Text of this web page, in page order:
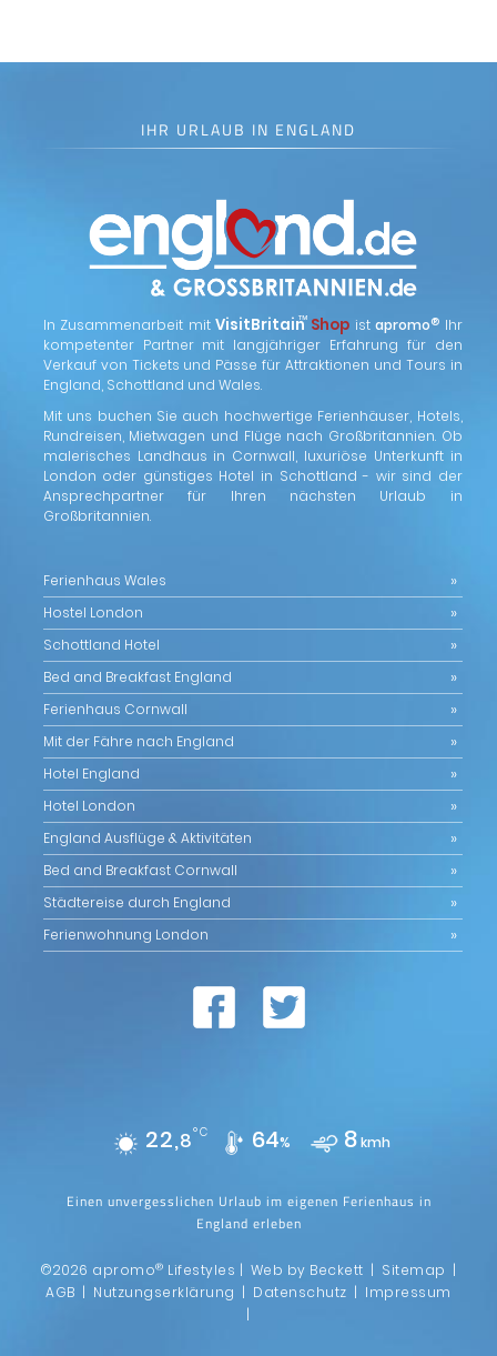
IHR URLAUB IN ENGLAND
In Zusammenarbeit mitVisitBritain
™ Shop istapromo® Ihr
kompetenter Partner mit langjähriger Erfahrung für den
Verkauf von Tickets und Pässe für Attraktionen und Tours in
England, Schottland und Wales.
Mit uns buchen Sie auch hochwertige Ferienhäuser, Hotels,
Rundreisen, Mietwagen und Flüge nach Großbritannien. Ob
malerisches Landhaus in Cornwall, luxuriöse Unterkunft in
London oder günstiges Hotel in Schottland - wir sind der
Ansprechpartner für Ihren nächsten Urlaub in
Großbritannien.
Ferienhaus Wales
Hostel London
Schottland Hotel
Bed and Breakfast England
Ferienhaus Cornwall
Mit der Fähre nach England
Hotel England
Hotel London
England Ausflüge & Aktivitäten
Bed and Breakfast Cornwall
Städtereise durch England
Ferienwohnung London
22,8°C 64% 8kmh
Einen unvergesslichen Urlaub im eigenen Ferienhaus in
England erleben
©2026 apromo® Lifestyles | Web by Beckett | Sitemap |
AGB | Nutzungserklärung | Datenschutz | Impressum
|